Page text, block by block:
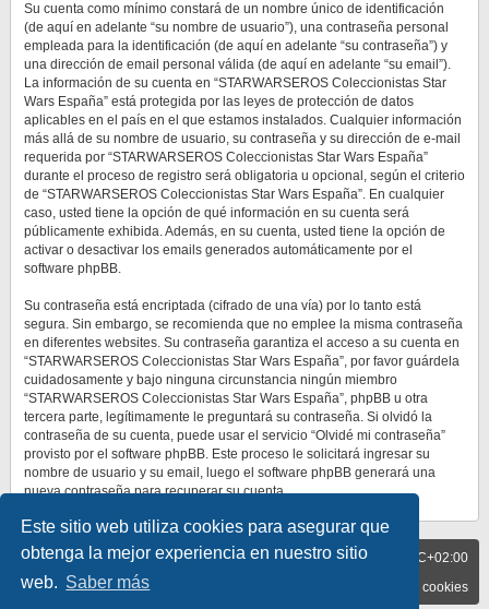
Este sitio web utiliza cookies para asegurar que
obtenga la mejor experiencia en nuestro sitio
web. Saber más
Su cuenta como mínimo constará de un nombre único de identificación
(de aquí en adelante “su nombre de usuario”), una contraseña personal
empleada para la identificación (de aquí en adelante “su contraseña”) y
una dirección de email personal válida (de aquí en adelante “su email”).
La información de su cuenta en “STARWARSEROS Coleccionistas Star
Wars España” está protegida por las leyes de protección de datos
aplicables en el país en el que estamos instalados. Cualquier información
más allá de su nombre de usuario, su contraseña y su dirección de e-mail
requerida por “STARWARSEROS Coleccionistas Star Wars España”
durante el proceso de registro será obligatoria u opcional, según el criterio
de “STARWARSEROS Coleccionistas Star Wars España”. En cualquier
caso, usted tiene la opción de qué información en su cuenta será
públicamente exhibida. Además, en su cuenta, usted tiene la opción de
activar o desactivar los emails generados automáticamente por el
software phpBB.
Su contraseña está encriptada (cifrado de una vía) por lo tanto está
segura. Sin embargo, se recomienda que no emplee la misma contraseña
en diferentes websites. Su contraseña garantiza el acceso a su cuenta en
“STARWARSEROS Coleccionistas Star Wars España”, por favor guárdela
cuidadosamente y bajo ninguna circunstancia ningún miembro
“STARWARSEROS Coleccionistas Star Wars España”, phpBB u otra
tercera parte, legítimamente le preguntará su contraseña. Si olvidó la
contraseña de su cuenta, puede usar el servicio “Olvidé mi contraseña”
provisto por el software phpBB. Este proceso le solicitará ingresar su
nombre de usuario y su email, luego el software phpBB generará una
nueva contraseña para recuperar su cuenta.
BLOG FORO Todos los horarios son
UTC+02:00
Borrar cookies